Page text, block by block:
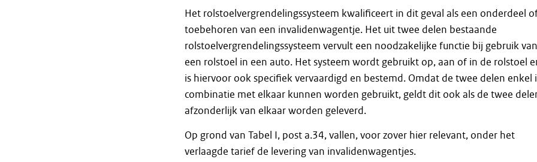
Het rolstoelvergrendelingssysteem kwalificeert in dit geval als een onderdeel
toebehoren van een invalidenwagentje. Het uit twee delen bestaande
rolstoelvergrendelingssysteem vervult een noodzakelijke functie bij gebruik van
een rolstoel in een auto. Het systeem wordt gebruikt op, aan of in de rolstoel
is hiervoor ook specifiek vervaardigd en bestemd. Omdat de twee delen enkel
combinatie met elkaar kunnen worden gebruikt, geldt dit ook als de twee
afzonderlijk van elkaar worden geleverd.
Op grond van Tabel I, post a.34, vallen, voor zover hier relevant, onder het
verlaagde tarief de levering van invalidenwagentjes.